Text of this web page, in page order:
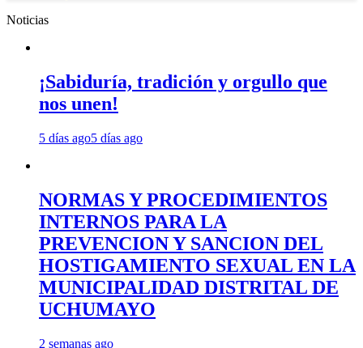
Noticias
¡Sabiduría, tradición y orgullo que
nos unen!
5 días ago5 días ago
NORMAS Y PROCEDIMIENTOS
INTERNOS PARA LA
PREVENCION Y SANCION DEL
HOSTIGAMIENTO SEXUAL EN LA
MUNICIPALIDAD DISTRITAL DE
UCHUMAYO
2 semanas ago